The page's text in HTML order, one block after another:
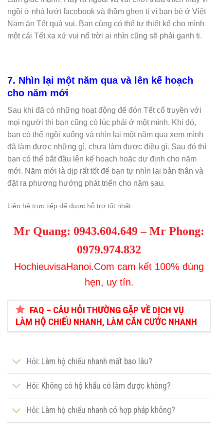
ngồi ở nhà lướt facebook và thầm ghen tị vì bạn bè ở Việt
Nam ăn Tết quá vui. Bạn cũng có thể tự thiết kế cho mình
một cái Tết xa xứ vui nổ trời ai nhìn cũng sẽ phải ganh tị.
7. Nhìn lại một năm qua và lên kế hoạch
cho năm mới
Sau khi đã có những hoạt động để đón Tết cổ truyền với
mọi người thì bạn cũng có lúc phải ở một mình. Khi đó,
bạn có thể ngồi xuống và nhìn lại một năm qua xem mình
đã làm được những gì, chưa làm được điều gì. Sau đó thì
bạn có thể bắt đầu lên kế hoạch hoặc dự định cho năm
mới. Năm mới là dịp rất tốt để bạn tự nhìn lại bản thân và
đặt ra phương hướng phát triển cho năm sau.
Liên hệ trực tiếp để được hỗ trợ tốt nhất:
Mr Quang: 0943.604.649– Mr Phong:
0979.974.832
HochieuvisaHanoi.Com cam kết 100% đúng
hẹn, uy tín.
FAQ – CÂU HỎI THƯỜNG GẶP VỀ DỊCH VỤ
LÀM HỘ CHIẾU NHANH, LÀM CĂN CƯỚC NHANH
Hỏi: Làm hộ chiếu nhanh mất bao lâu?
Hỏi: Không có hộ khẩu có làm được không?
Hỏi: Làm hộ chiếu nhanh có hợp pháp không?